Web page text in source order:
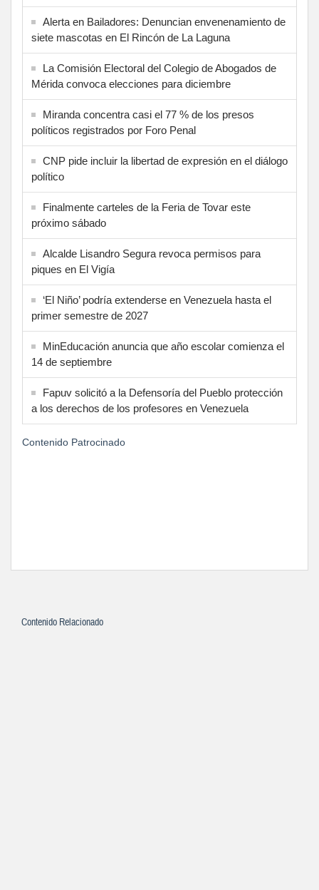
Alerta en Bailadores: Denuncian envenenamiento de
siete mascotas en El Rincón de La Laguna
La Comisión Electoral del Colegio de Abogados de
Mérida convoca elecciones para diciembre
Miranda concentra casi el 77 % de los presos
políticos registrados por Foro Penal
CNP pide incluir la libertad de expresión en el diálogo
político
Finalmente carteles de la Feria de Tovar este
próximo sábado
Alcalde Lisandro Segura revoca permisos para
piques en El Vigía
‘El Niño’ podría extenderse en Venezuela hasta el
primer semestre de 2027
MinEducación anuncia que año escolar comienza el
14 de septiembre
Fapuv solicitó a la Defensoría del Pueblo protección
a los derechos de los profesores en Venezuela
Contenido Patrocinado
Contenido Relacionado